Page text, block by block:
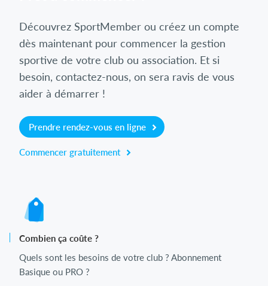
Découvrez SportMember ou créez un compte
dès maintenant pour commencer la gestion
sportive de votre club ou association. Et si
besoin, contactez-nous, on sera ravis de vous
aider à démarrer !
Prendre rendez-vous en ligne
Commencer gratuitement
Combien ça coûte ?
Quels sont les besoins de votre club ? Abonnement
Basique ou PRO ?